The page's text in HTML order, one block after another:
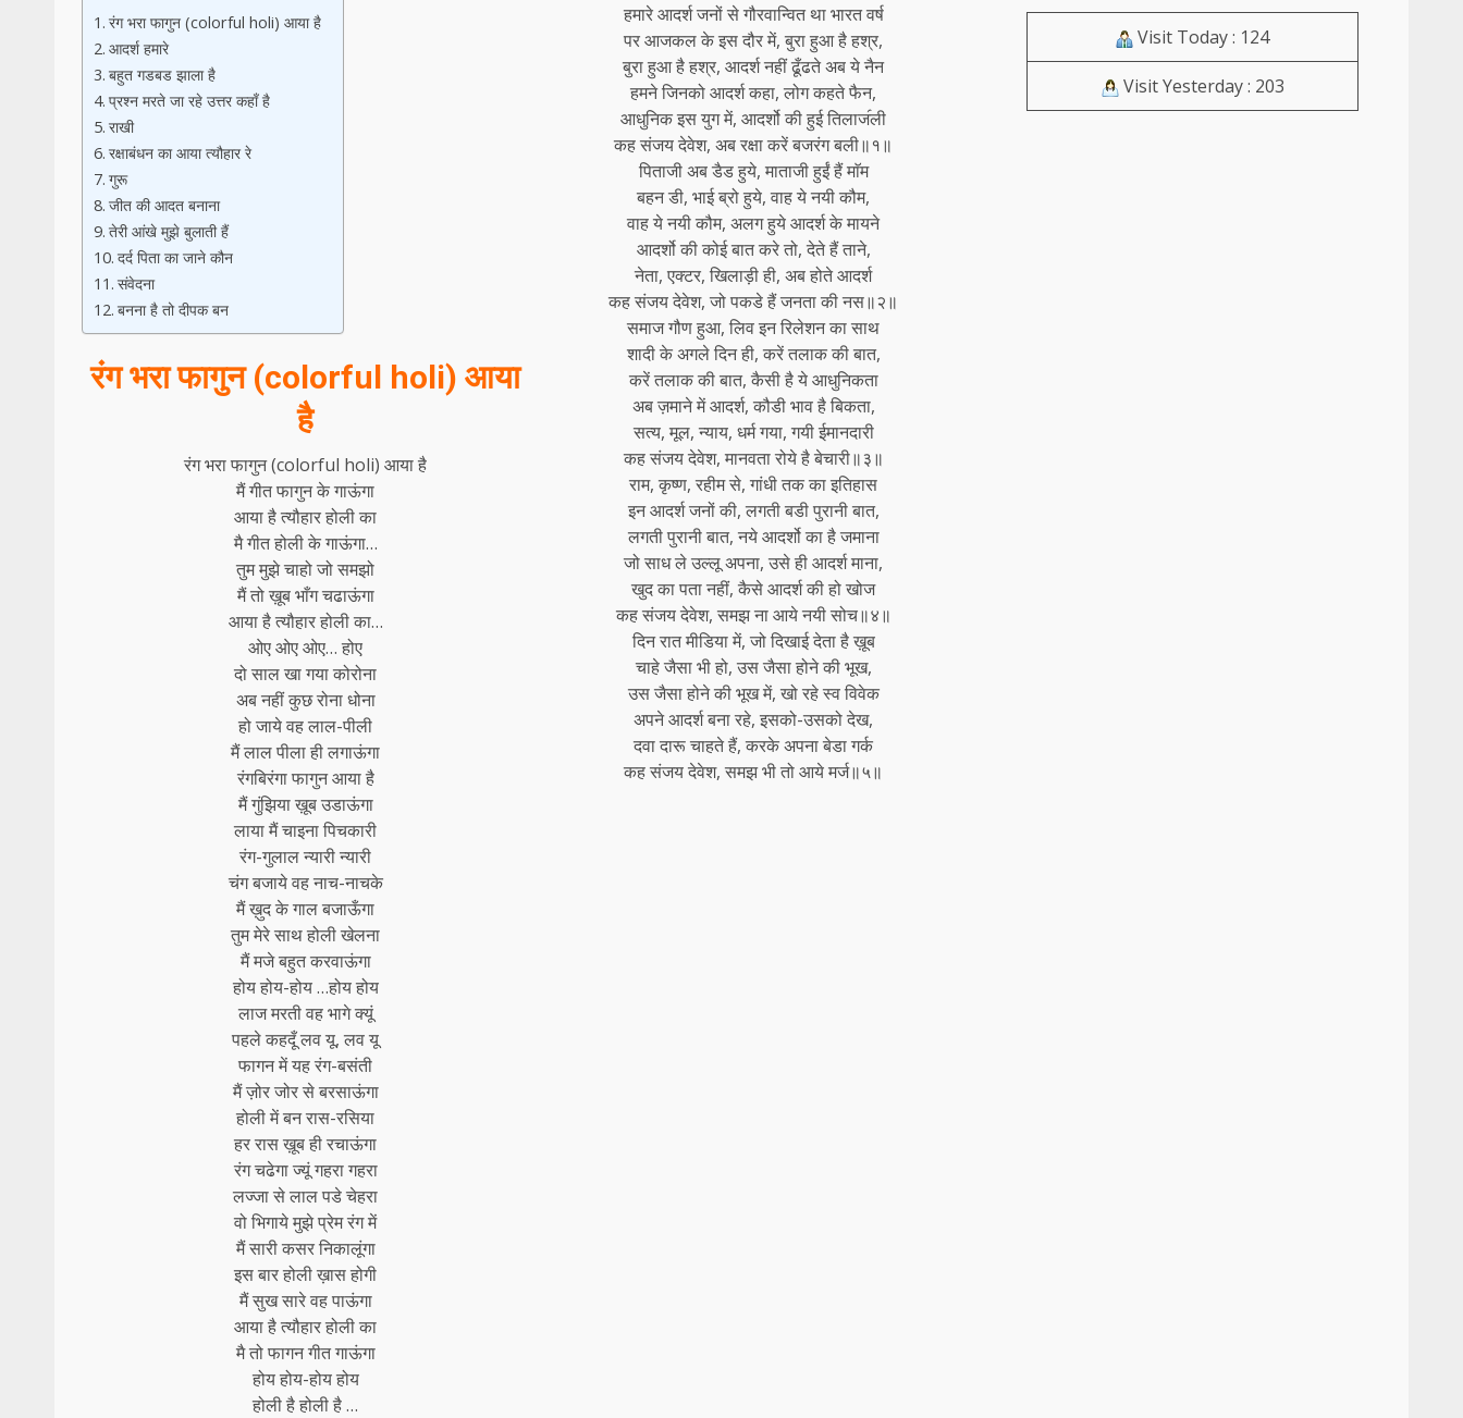
रंग भरा फागुन (colorful holi) आया है
आदर्श हमारे
बहुत गडबड झाला है
प्रश्न मरते जा रहे उत्तर कहाँ है
राखी
रक्षाबंधन का आया त्यौहार रे
गुरू
जीत की आदत बनाना
तेरी आंखे मुझे बुलाती हैं
दर्द पिता का जाने कौन
संवेदना
बनना है तो दीपक बन
रंग भरा फागुन (colorful holi) आया
है
रंग भरा फागुन (colorful holi) आया है
मैं गीत फागुन के गाऊंगा
आया है त्यौहार होली का
मै गीत होली के गाऊंगा…
तुम मुझे चाहो जो समझो
मैं तो ख़ूब भाँग चढाऊंगा
आया है त्यौहार होली का…
ओए ओए ओए… होए
दो साल खा गया कोरोना
अब नहीं कुछ रोना धोना
हो जाये वह लाल-पीली
मैं लाल पीला ही लगाऊंगा
रंगबिरंगा फागुन आया है
मैं गुंझिया ख़ूब उडाऊंगा
लाया मैं चाइना पिचकारी
रंग-गुलाल न्यारी न्यारी
चंग बजाये वह नाच-नाचके
मैं ख़ुद के गाल बजाऊँगा
तुम मेरे साथ होली खेलना
मैं मजे बहुत करवाऊंगा
होय होय-होय …होय होय
लाज मरती वह भागे क्यूं
पहले कहदूँ लव यू, लव यू
फागन में यह रंग-बसंती
मैं ज़ोर जोर से बरसाऊंगा
होली में बन रास-रसिया
हर रास ख़ूब ही रचाऊंगा
रंग चढेगा ज्यूं गहरा गहरा
लज्जा से लाल पडे चेहरा
वो भिगाये मुझे प्रेम रंग में
मैं सारी कसर निकालूंगा
इस बार होली ख़ास होगी
मैं सुख सारे वह पाऊंगा
आया है त्यौहार होली का
मै तो फागन गीत गाऊंगा
होय होय-होय होय
होली है होली है …
हमारे आदर्श जनों से गौरवान्वित था भारत वर्ष
पर आजकल के इस दौर में, बुरा हुआ है हश्र,
बुरा हुआ है हश्र, आदर्श नहीं ढूँढते अब ये नैन
हमने जिनको आदर्श कहा, लोग कहते फैन,
आधुनिक इस युग में, आदर्शो की हुई तिलाज॔ली
कह संजय देवेश, अब रक्षा करें बजरंग बली॥१॥
पिताजी अब डैड हुये, माताजी हुईं हैं माॅम
बहन डी, भाई ब्रो हुये, वाह ये नयी कौम,
वाह ये नयी कौम, अलग हुये आदर्श के मायने
आदर्शो की कोई बात करे तो, देते हैं ताने,
नेता, एक्टर, खिलाड़ी ही, अब होते आदर्श
कह संजय देवेश, जो पकडे हैं जनता की नस॥२॥
समाज गौण हुआ, लिव इन रिलेशन का साथ
शादी के अगले दिन ही, करें तलाक की बात,
करें तलाक की बात, कैसी है ये आधुनिकता
अब ज़माने में आदर्श, कौडी भाव है बिकता,
सत्य, मूल, न्याय, धर्म गया, गयी ईमानदारी
कह संजय देवेश, मानवता रोये है बेचारी॥३॥
राम, कृष्ण, रहीम से, गांधी तक का इतिहास
इन आदर्श जनों की, लगती बडी पुरानी बात,
लगती पुरानी बात, नये आदर्शो का है जमाना
जो साध ले उल्लू अपना, उसे ही आदर्श माना,
खुद का पता नहीं, कैसे आदर्श की हो खोज
कह संजय देवेश, समझ ना आये नयी सोच॥४॥
दिन रात मीडिया में, जो दिखाई देता है ख़ूब
चाहे जैसा भी हो, उस जैसा होने की भूख,
उस जैसा होने की भूख में, खो रहे स्व विवेक
अपने आदर्श बना रहे, इसको-उसको देख,
दवा दारू चाहते हैं, करके अपना बेडा गर्क
कह संजय देवेश, समझ भी तो आये मर्ज॥५॥
Visit Today : 124
Visit Yesterday : 203